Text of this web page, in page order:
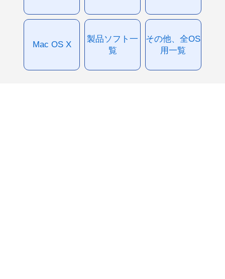
Mac OS X
製品ソフト一
覧
その他、全OS
用一覧